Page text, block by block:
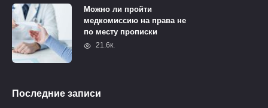
Можно ли пройти
медкомиссию на права не
по месту прописки
21.6к.
Последние записи